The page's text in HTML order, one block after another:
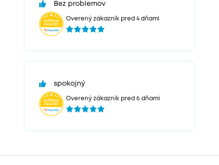
Bez problemov
Overený zákazník pred 4 dňami
spokojný
Overený zákazník pred 6 dňami